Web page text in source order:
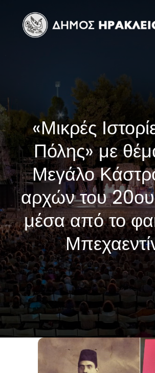
«Μικρές
Πόλης» με
Μεγάλο
αρχών του
μέσα από το